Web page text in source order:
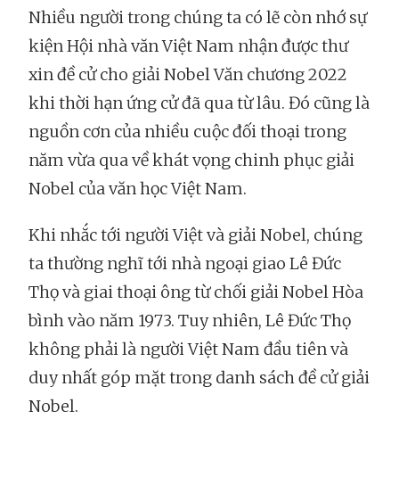
Nhiều người trong chúng ta có lẽ còn nhớ sự
kiện Hội nhà văn Việt Nam nhận được thư
xin đề cử cho giải Nobel Văn chương 2022
khi thời hạn ứng cử đã qua từ lâu. Đó cũng là
nguồn cơn của nhiều cuộc đối thoại trong
năm vừa qua về khát vọng chinh phục giải
Nobel của văn học Việt Nam.
Khi nhắc tới người Việt và giải Nobel, chúng
ta thường nghĩ tới nhà ngoại giao Lê Đức
Thọ và giai thoại ông từ chối giải Nobel Hòa
bình vào năm 1973. Tuy nhiên, Lê Đức Thọ
không phải là người Việt Nam đầu tiên và
duy nhất góp mặt trong danh sách đề cử giải
Nobel.